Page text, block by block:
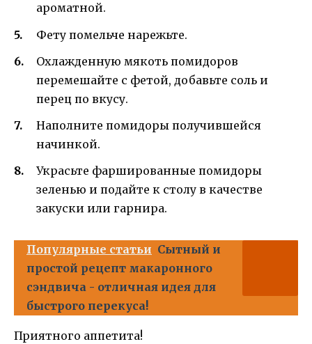
ароматной.
Фету помельче нарежьте.
Охлажденную мякоть помидоров
перемешайте с фетой, добавьте соль и
перец по вкусу.
Наполните помидоры получившейся
начинкой.
Украсьте фаршированные помидоры
зеленью и подайте к столу в качестве
закуски или гарнира.
Популярные статьи Сытный и
простой рецепт макаронного
сэндвича - отличная идея для
быстрого перекуса!
Приятного аппетита!